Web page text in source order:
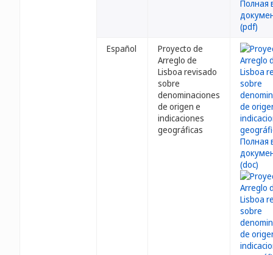
Español
Proyecto de
Arreglo de
Lisboa revisado
sobre
denominaciones
de origen e
indicaciones
geográficas